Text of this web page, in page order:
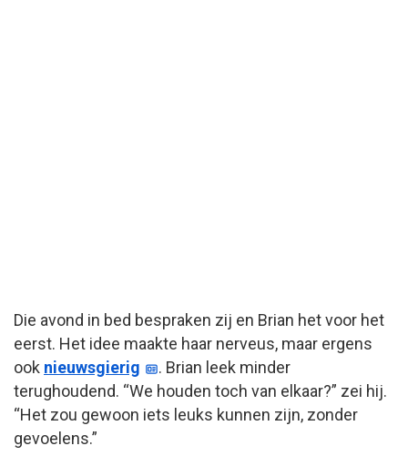
Die avond in bed bespraken zij en Brian het voor het
eerst. Het idee maakte haar nerveus, maar ergens
ook nieuwsgierig
. Brian leek minder
terughoudend. “We houden toch van elkaar?” zei hij.
“Het zou gewoon iets leuks kunnen zijn, zonder
gevoelens.”